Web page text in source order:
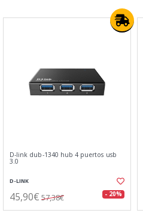
D-link dub-1340 hub 4 puertos usb
3.0
D-LINK
45,90€ 57,38€ - 20%